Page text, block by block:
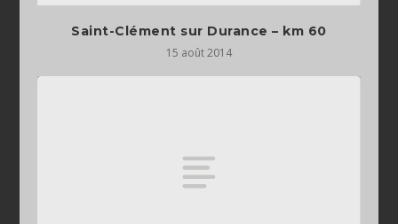
Saint-Clément sur Durance – km 60
15 août 2014